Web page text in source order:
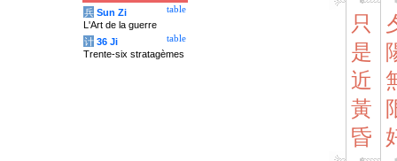
只
是
近
黃
昏
table
兵 Sun Zi
L'Art de la guerre
table
计 36 Ji
Trente-six stratagèmes